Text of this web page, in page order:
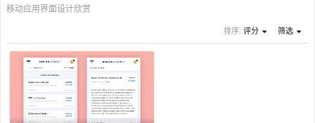
移动应用界面设计欣赏
排序: 评分 筛选